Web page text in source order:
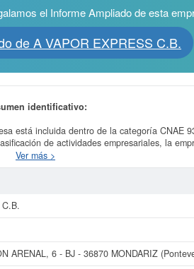
el Informe Ampliado de esta
de A VAPOR EXPRESS C.B.
identificativo:
está incluida dentro de la categoría CNAE
de actividades empresariales, la
16 veces, la última consulta se ha
solicitar esta empresa las demás que
EXPRESS C.B. puede
de actividad, así como los balances y
de empresa se ha realizado el 25/06/2025.
Ver más >
ARENAL, 6 - BJ - 36870 MONDARIZ